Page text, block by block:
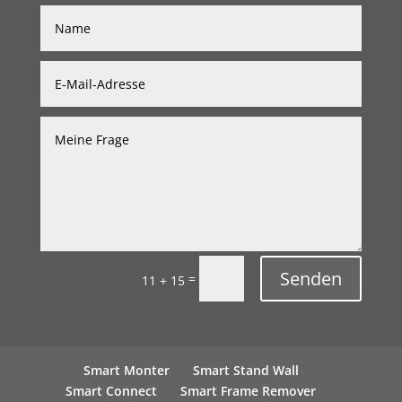
11 + 15 = Senden
Smart Monter
Smart Stand Wall
Smart Connect
Smart Frame Remover